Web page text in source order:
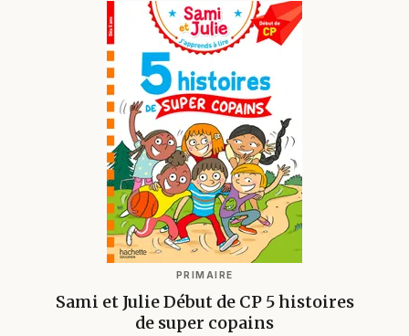
PRIMAIRE
Sami et Julie Début de CP 5 histoires
de super copains